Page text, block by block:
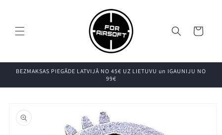
Grozs
BEZMAKSAS PIEGĀDE LATVIJĀ NO 45€ UZ LIETUVU un IGAUNIJU NO
99€
produkta
informāciju